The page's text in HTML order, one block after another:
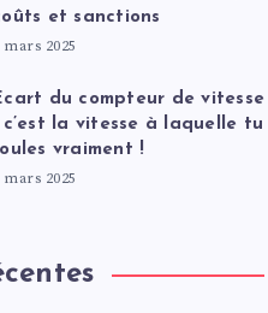
et sanctions
mars 2025
du compteur de vitesse
c’est la vitesse à laquelle tu
vraiment !
mars 2025